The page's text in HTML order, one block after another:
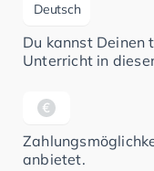
Deutsch
Du kannst Deinen
Unterricht in
anbietet.